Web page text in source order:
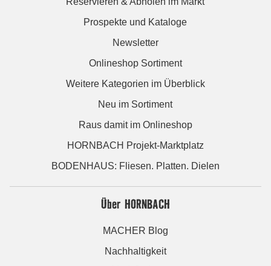
Prospekte und Kataloge
Newsletter
Onlineshop Sortiment
Weitere Kategorien im Überblick
Neu im Sortiment
Raus damit im Onlineshop
HORNBACH Projekt-Marktplatz
BODENHAUS: Fliesen. Platten. Dielen
Über HORNBACH
MACHER Blog
Nachhaltigkeit